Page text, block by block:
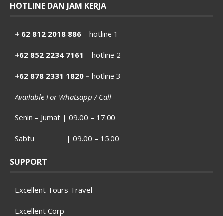
HOTLINE DAN JAM KERJA
+ 62 812 2018 886 – hotline 1
+62 852 2234 7161 – hotline 2
+62 878 2331 1820 – hotline 3
Available For Whatsapp / Call
Senin – Jumat | 09.00 – 17.00
Sabtu | 09.00 – 15.00
SUPPORT
Excellent Tours Travel
Excellent Corp